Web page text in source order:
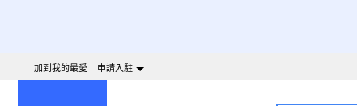
加到我的最愛 申請入駐